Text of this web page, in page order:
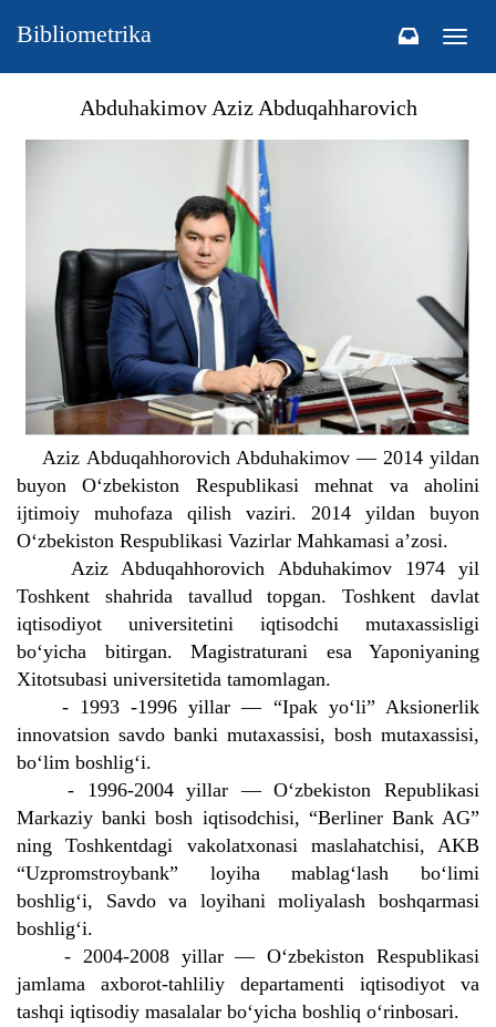
Bibliometrika
Abduhakimov Aziz Abduqahharovich
Aziz Abduqahhorovich Abduhakimov — 2014 yildan
buyon O‘zbekiston Respublikasi mehnat va aholini
ijtimoiy muhofaza qilish vaziri. 2014 yildan buyon
O‘zbekiston Respublikasi Vazirlar Mahkamasi a’zosi.
Aziz Abduqahhorovich Abduhakimov 1974 yil
Toshkent shahrida tavallud topgan. Toshkent davlat
iqtisodiyot universitetini iqtisodchi mutaxassisligi
bo‘yicha bitirgan. Magistraturani esa Yaponiyaning
Xitotsubasi universitetida tamomlagan.
- 1993 -1996 yillar — “Ipak yo‘li” Aksionerlik
innovatsion savdo banki mutaxassisi, bosh mutaxassisi,
bo‘lim boshlig‘i.
- 1996-2004 yillar — O‘zbekiston Republikasi
Markaziy banki bosh iqtisodchisi, “Berliner Bank AG”
ning Toshkentdagi vakolatxonasi maslahatchisi, AKB
“Uzpromstroybank” loyiha mablag‘lash bo‘limi
boshlig‘i, Savdo va loyihani moliyalash boshqarmasi
boshlig‘i.
- 2004-2008 yillar — O‘zbekiston Respublikasi
jamlama axborot-tahliliy departamenti iqtisodiyot va
tashqi iqtisodiy masalalar bo‘yicha boshliq o‘rinbosari.